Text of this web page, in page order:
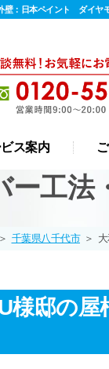
壁：日本ペイント ダイ
ス案内
壁塗装
根塗装
バー工法
水工事
喰工事
樋工事
ォーム
ー工法
＞ 千葉県八千代市 ＞
邸の屋